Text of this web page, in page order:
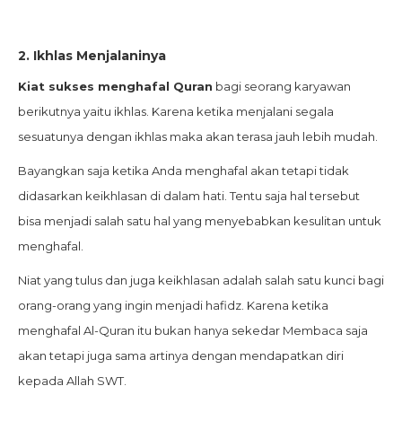
2. Ikhlas Menjalaninya
Kiat sukses menghafal Quran bagi seorang karyawan
berikutnya yaitu ikhlas. Karena ketika menjalani segala
sesuatunya dengan ikhlas maka akan terasa jauh lebih mudah.
Bayangkan saja ketika Anda menghafal akan tetapi tidak
didasarkan keikhlasan di dalam hati. Tentu saja hal tersebut
bisa menjadi salah satu hal yang menyebabkan kesulitan untuk
menghafal.
Niat yang tulus dan juga keikhlasan adalah salah satu kunci bagi
orang-orang yang ingin menjadi hafidz. Karena ketika
menghafal Al-Quran itu bukan hanya sekedar Membaca saja
akan tetapi juga sama artinya dengan mendapatkan diri
kepada Allah SWT.